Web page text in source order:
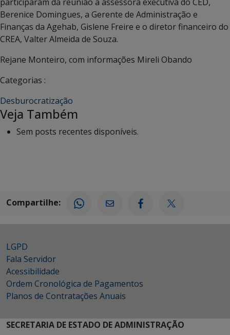
Berenice Domingues, a Gerente de Administração e
Finanças da Agehab, Gislene Freire e o diretor financeiro do
CREA, Valter Almeida de Souza.
Rejane Monteiro, com informações Mireli Obando
Categorias :
Desburocratização
Veja Também
Sem posts recentes disponíveis.
Compartilhe:
LGPD
Fala Servidor
Acessibilidade
Ordem Cronológica de Pagamentos
Planos de Contratações Anuais
SECRETARIA DE ESTADO DE ADMINISTRAÇÃO